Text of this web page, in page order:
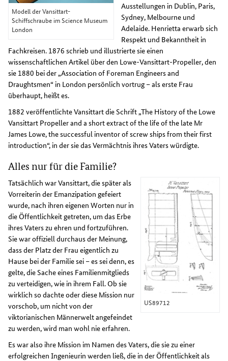
Modell der Vansittart-
Schiffschraube im Science Museum
London
Ausstellungen in Dublin, Paris,
Sydney, Melbourne und
Adelaide. Henrietta erwarb sich
Respekt und Bekanntheit in
Fachkreisen. 1876 schrieb und illustrierte sie einen
wissenschaftlichen Artikel über den Lowe-Vansittart-Propeller, den
sie 1880 bei der „Association of Foreman Engineers and
Draughtsmen“ in London persönlich vortrug – als erste Frau
überhaupt, heißt es.
1882 veröffentlichte Vansittart die Schrift „The History of the Lowe
Vansittart Propeller and a short extract of the life of the late Mr
James Lowe, the successful inventor of screw ships from their first
introduction“, in der sie das Vermächtnis ihres Vaters würdigte.
Alles nur für die Familie?
US89712
Tatsächlich war Vansittart, die später als
Vorreiterin der Emanzipation gefeiert
wurde, nach ihren eigenen Worten nur in
die Öffentlichkeit getreten, um das Erbe
ihres Vaters zu ehren und fortzuführen.
Sie war offiziell durchaus der Meinung,
dass der Platz der Frau eigentlich zu
Hause bei der Familie sei – es sei denn, es
gelte, die Sache eines Familienmitglieds
zu verteidigen, wie in ihrem Fall. Ob sie
wirklich so dachte oder diese Mission nur
vorschob, um nicht von der
viktorianischen Männerwelt angefeindet
zu werden, wird man wohl nie erfahren.
Es war also ihre Mission im Namen des Vaters, die sie zu einer
erfolgreichen Ingenieurin werden ließ, die in der Öffentlichkeit als